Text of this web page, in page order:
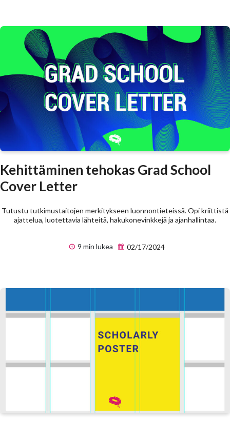
Kehittäminen tehokas Grad School
Cover Letter
Tutustu tutkimustaitojen merkitykseen luonnontieteissä. Opi kriittistä
ajattelua, luotettavia lähteitä, hakukonevinkkejä ja ajanhallintaa.
9 min lukea 02/17/2024